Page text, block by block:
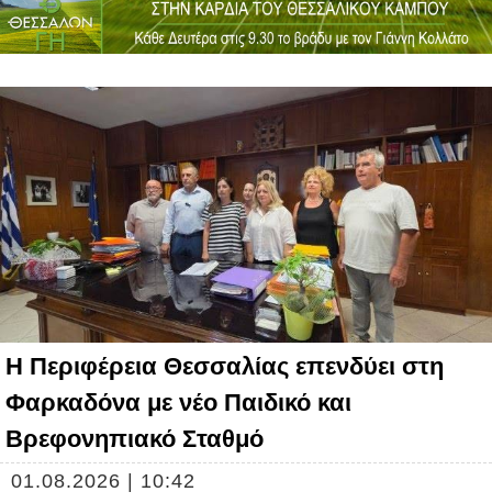
Η Περιφέρεια Θεσσαλίας επενδύει στη
Φαρκαδόνα με νέο Παιδικό και
Βρεφονηπιακό Σταθμό
01.08.2026 | 10:42